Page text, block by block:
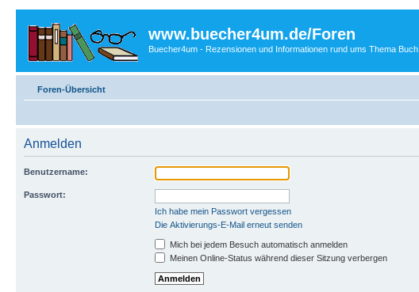
www.buecher4um.de/Foren
Buecher4um - Rezensionen und Informationen rund ums Thema Buch
Foren-Übersicht
Anmelden
Benutzername:
Passwort:
Ich habe mein Passwort vergessen
Die Aktivierungs-E-Mail erneut senden
Mich bei jedem Besuch automatisch anmelden
Meinen Online-Status während dieser Sitzung verbergen